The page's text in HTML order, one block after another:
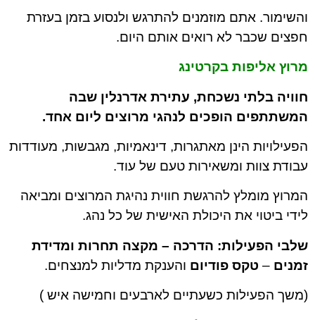
והשימור. אתם מוזמנים להתרגש ולנסוע בזמן בעזרת
חפצים שכבר לא רואים אותם היום.
מרוץ אליפות בקרטינג
חוויה בלתי נשכחת, עתירת אדרנלין שבה
המשתתפים הופכים לנהגי מרוצים ליום אחד.
הפעילויות הינן מאתגרות, דינאמיות, מגבשות, מעודדות
עבודת צוות ומשאירות טעם של עוד.
המרוץ מומלץ להרגשת חווית נהיגת המרוצים ומביאה
לידי ביטוי את היכולת האישית של כל נהג.
שלבי הפעילות: הדרכה – מקצה תחרות ומדידת
זמנים – טקס פודיום והענקת מדליות למנצחים.
(משך הפעילות כשעתיים לארבעים וחמישה איש )